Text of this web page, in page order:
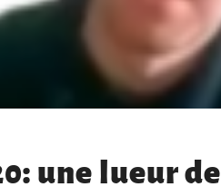
une lueur de